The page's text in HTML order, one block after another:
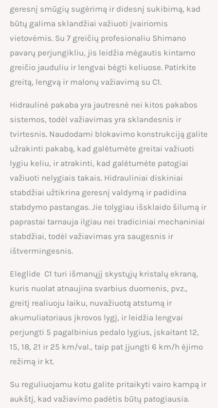
geresnį smūgių sugėrimą ir didesnį sukibimą, kad
būtų galima sklandžiai važiuoti įvairiomis
vietovėmis. Su 7 greičių profesionaliu Shimano
pavarų perjungikliu, jis leidžia mėgautis kintamo
greičio jauduliu ir lengvai bėgti keliuose. Patirkite
greitą, lengvą ir malonų važiavimą su C1.
Hidraulinė pakaba yra jautresnė nei kitos pakabos
sistemos, todėl važiavimas yra sklandesnis ir
tvirtesnis. Naudodami blokavimo konstrukciją galite
užrakinti pakabą, kad galėtumėte greitai važiuoti
lygiu keliu, ir atrakinti, kad galėtumėte patogiai
važiuoti nelygiais takais. Hidrauliniai diskiniai
stabdžiai užtikrina geresnį valdymą ir padidina
stabdymo pastangas. Jie tolygiau išsklaido šilumą ir
paprastai tarnauja ilgiau nei tradiciniai mechaniniai
stabdžiai, todėl važiavimas yra saugesnis ir
ištvermingesnis.
Eleglide C1 turi išmanųjį skystųjų kristalų ekraną,
kuris nuolat atnaujina svarbius duomenis, pvz.,
greitį realiuoju laiku, nuvažiuotą atstumą ir
akumuliatoriaus įkrovos lygį, ir leidžia lengvai
perjungti 5 pagalbinius pedalo lygius, įskaitant 12,
15, 18, 21 ir 25 km/val., taip pat įjungti 6 km/h ėjimo
režimą ir kt.
Su reguliuojamu kotu galite pritaikyti vairo kampą ir
aukštį, kad važiavimo padėtis būtų patogiausia.